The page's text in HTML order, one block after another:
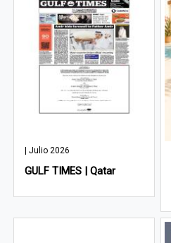
| Julio 2026
GULF TIMES | Qatar